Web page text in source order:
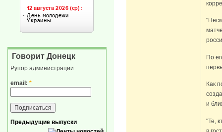
По
Как
и
"Те,
Говорит Донецк
Рупор администрации
email: *
Предыдущие выпуски